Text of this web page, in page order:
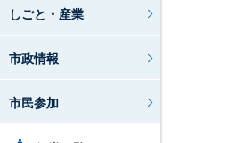
しごと・産業
市政情報
市民参加